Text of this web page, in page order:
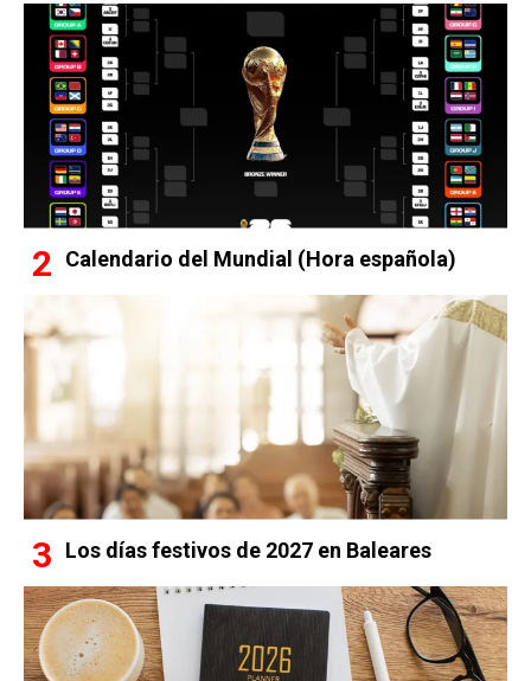
Calendario del Mundial (Hora española)
Los días festivos de 2027 en Baleares